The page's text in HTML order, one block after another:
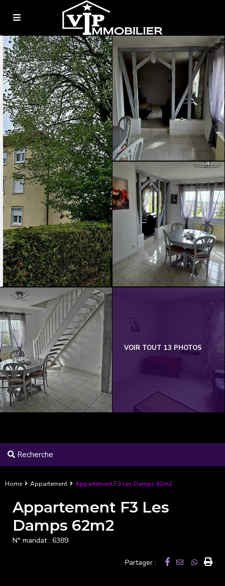
VOIR TOUT 13 PHOTOS
Recherche
Home Appartement Appartement F3 Les Damps 62m2
Appartement F3 Les
Damps 62m2
N° mandat : 6389
Partager :